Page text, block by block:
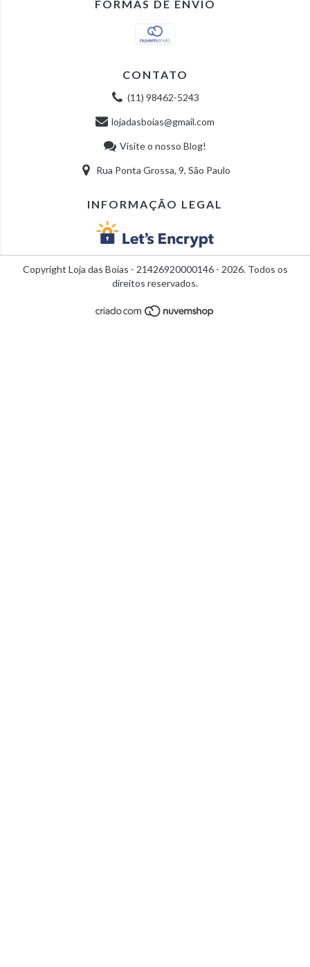
FORMAS DE ENVIO
CONTATO
(11) 98462-5243
lojadasboias@gmail.com
Visite o nosso Blog!
Rua Ponta Grossa, 9, São Paulo
INFORMAÇÃO LEGAL
Copyright Loja das Boias - 21426920000146 - 2026. Todos os
direitos reservados.